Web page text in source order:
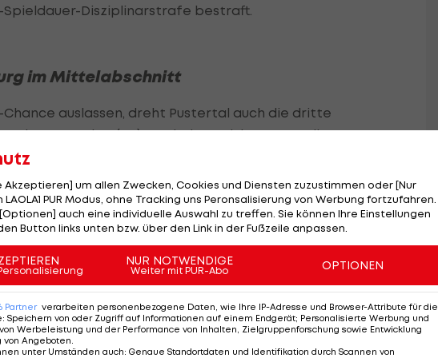
Spieldauer-Disziplinarstrafe bestraft.
im Mittelabschnitt
auslassen, dreht Pustertal auch die dritte
der Brunecker (22.). Doch den Salzburgern gelingt
Antwort (28.).
von Markus Lauridsen über eine erneute 3:2-Führung
Luca Auer markiert den 3:3-Ausgleich für die "Eisbullen"
Blum für eine 4:3-Pausenführung der Südtiroler.
holt sich den Sieg
Akzeptieren] um allen Zwecken, Cookies und Diensten zuzustimmen oder [Nur
PUR Modus, ohne Tracking uns Peronsalisierung von Werbung fortzufahren.
auch eine individuelle Auswahl zu treffen. Sie können Ihre Einstellungen
Button links unten bzw. über den Link in der Fußzeile anpassen.
NUR NOTWENDIGE
Weiter mit PUR-Abo OPTIONEN
Partner verarbeiten personenbezogene Daten, wie Ihre IP-Adresse und Browser-Attribute für die
: Speichern von oder Zugriff auf Informationen auf einem Endgerät; Personalisierte Werbung und
Werbeleistung und der Performance von Inhalten, Zielgruppenforschung sowie Entwicklung
von Angeboten
unter Umständen auch: Genaue Standortdaten und Identifikation durch Scannen von